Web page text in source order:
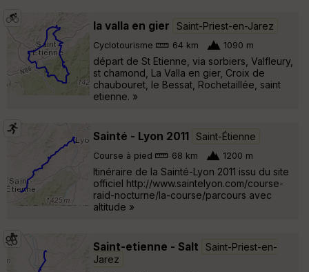
la valla en gier Saint-Priest-en-Jarez
Cyclotourisme 64 km 1090 m
départ de St Etienne, via sorbiers, Valfleury,
st chamond, La Valla en gier, Croix de
chaubouret, le Bessat, Rochetaillée, saint
etienne. »
Sainté - Lyon 2011 Saint-Étienne
Course à pied 68 km 1200 m
Itinéraire de la Sainté-Lyon 2011 issu du site
officiel http://www.saintelyon.com/course-
raid-nocturne/la-course/parcours avec
altitude »
Saint-etienne - Salt
Saint-Priest-en-
Jarez